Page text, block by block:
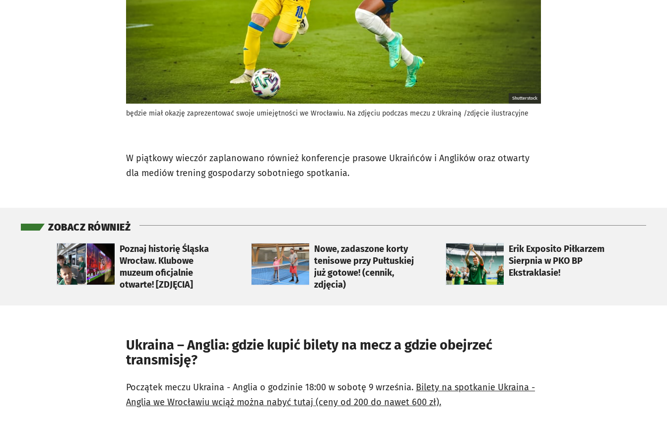
Shutterstock
będzie miał okazję zaprezentować swoje umiejętności we Wrocławiu. Na zdjęciu podczas meczu z Ukrainą /zdjęcie ilustracyjne
W piątkowy wieczór zaplanowano również konferencje prasowe Ukraińców i Anglików oraz otwarty
dla mediów trening gospodarzy sobotniego spotkania.
ZOBACZ RÓWNIEŻ
Poznaj historię Śląska
Wrocław. Klubowe
muzeum oficjalnie
otwarte! [ZDJĘCIA]
otworzy się w nowej karcie
Nowe, zadaszone korty
tenisowe przy Pułtuskiej
już gotowe! (cennik,
zdjęcia)
otworzy się w nowej karcie
Erik Exposito Piłkarzem
Sierpnia w PKO BP
Ekstraklasie!
otworzy się w nowej karcie
Ukraina – Anglia: gdzie kupić bilety na mecz a gdzie obejrzeć
transmisję?
Początek meczu Ukraina - Anglia o godzinie 18:00 w sobotę 9 września. Bilety na spotkanie Ukraina -
Anglia we Wrocławiu wciąż można nabyć tutaj (ceny od 200 do nawet 600 zł).